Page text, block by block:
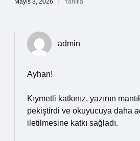
Mayıs 3, 2026 Yanıtla
admin
Ayhan!
Kıymetli katkınız, yazının
pekiştirdi ve okuyucuya daha
iletilmesine katkı sağladı.